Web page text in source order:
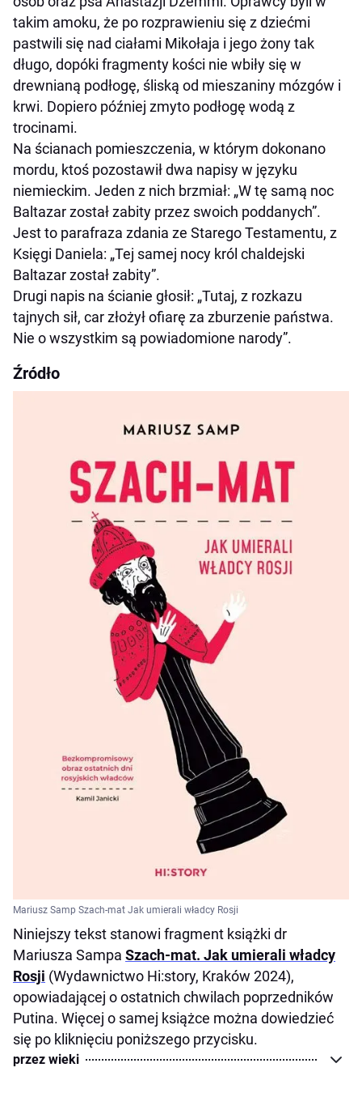
takim amoku, że po rozprawieniu się z dziećmi
pastwili się nad ciałami Mikołaja i jego żony tak
długo, dopóki fragmenty kości nie wbiły się w
drewnianą podłogę, śliską od mieszaniny mózgów i
krwi. Dopiero później zmyto podłogę wodą z
trocinami.
Na ścianach pomieszczenia, w którym dokonano
mordu, ktoś pozostawił dwa napisy w języku
niemieckim. Jeden z nich brzmiał: „W tę samą noc
Baltazar został zabity przez swoich poddanych”.
Jest to parafraza zdania ze Starego Testamentu, z
Księgi Daniela: „Tej samej nocy król chaldejski
Baltazar został zabity”.
Drugi napis na ścianie głosił: „Tutaj, z rozkazu
tajnych sił, car złożył ofiarę za zburzenie państwa.
Nie o wszystkim są powiadomione narody”.
Źródło
Mariusz Samp Szach-mat Jak umierali władcy Rosji
Niniejszy tekst stanowi fragment książki dr
Mariusza Sampa Szach-mat. Jak umierali władcy
Rosji (Wydawnictwo Hi:story, Kraków 2024),
opowiadającej o ostatnich chwilach poprzedników
Putina. Więcej o samej książce można dowiedzieć
się po kliknięciu poniższego przycisku.
przez wieki